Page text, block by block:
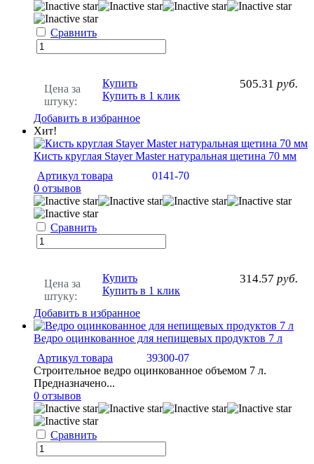
Сравнить
Цена за
штуку:
505.31 руб.
Купить
Купить в 1 клик
Добавить в избранное
Хит!
Кисть круглая Stayer Master натуральная щетина 70 мм
Артикул товара
0141-70
0 отзывов
Сравнить
Цена за
штуку:
314.57 руб.
Купить
Купить в 1 клик
Добавить в избранное
Ведро оцинкованное для непищевых продуктов 7 л
Артикул товара
39300-07
Строительное ведро оцинкованное объемом 7 л.
Предназначено...
0 отзывов
Сравнить